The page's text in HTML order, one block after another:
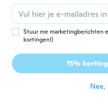
D
Lid geworden van
2016
Tammi
Lid geworden van
Stuur me marketingberichten
kortingen!)
15%
Nee,